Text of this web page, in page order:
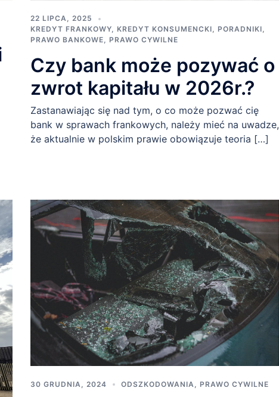
22 LIPCA, 2025
KREDYT FRANKOWY, KREDYT KONSUMENCKI, PORADNIKI,
PRAWO BANKOWE, PRAWO CYWILNE
Czy bank może pozywać o
zwrot kapitału w 2026r.?
Zastanawiając się nad tym, o co może pozwać cię
bank w sprawach frankowych, należy mieć na uwadze,
że aktualnie w polskim prawie obowiązuje teoria […]
30 GRUDNIA, 2024 ODSZKODOWANIA PRAWO CYWILNE